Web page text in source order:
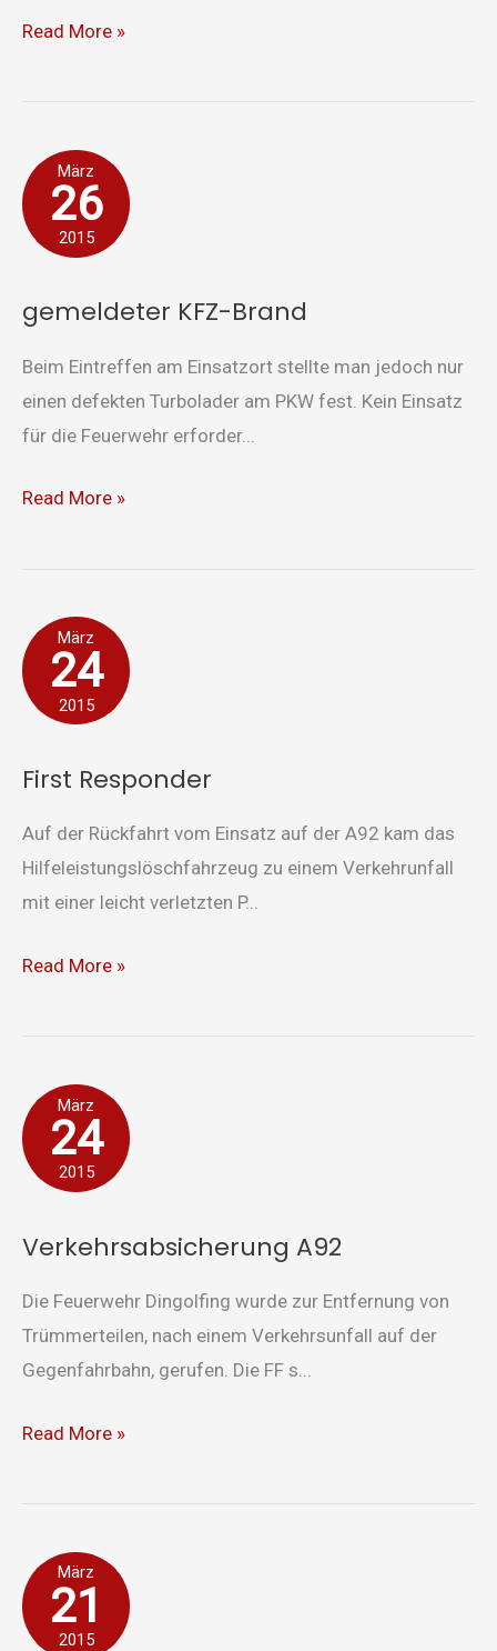
Read More »
März
26
2015
gemeldeter KFZ-Brand
Beim Eintreffen am Einsatzort stellte man jedoch nur
einen defekten Turbolader am PKW fest. Kein Einsatz
für die Feuerwehr erforder...
gemeldeter
KFZ-
Brand
Read More »
März
24
2015
First Responder
Auf der Rückfahrt vom Einsatz auf der A92 kam das
Hilfeleistungslöschfahrzeug zu einem Verkehrunfall
mit einer leicht verletzten P...
First
Responder
Read More »
März
24
2015
Verkehrsabsicherung A92
Die Feuerwehr Dingolfing wurde zur Entfernung von
Trümmerteilen, nach einem Verkehrsunfall auf der
Gegenfahrbahn, gerufen. Die FF s...
Verkehrsabsicherung
A92
Read More »
März
21
2015
Wohnungsöffnung